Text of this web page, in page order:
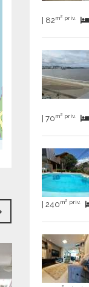
EXCLUSIVO
| 82m² priv.
| 70m² priv.
| 240m² priv.